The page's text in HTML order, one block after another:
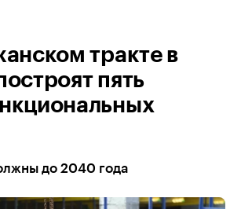
тракте в
пять
до 2040 года